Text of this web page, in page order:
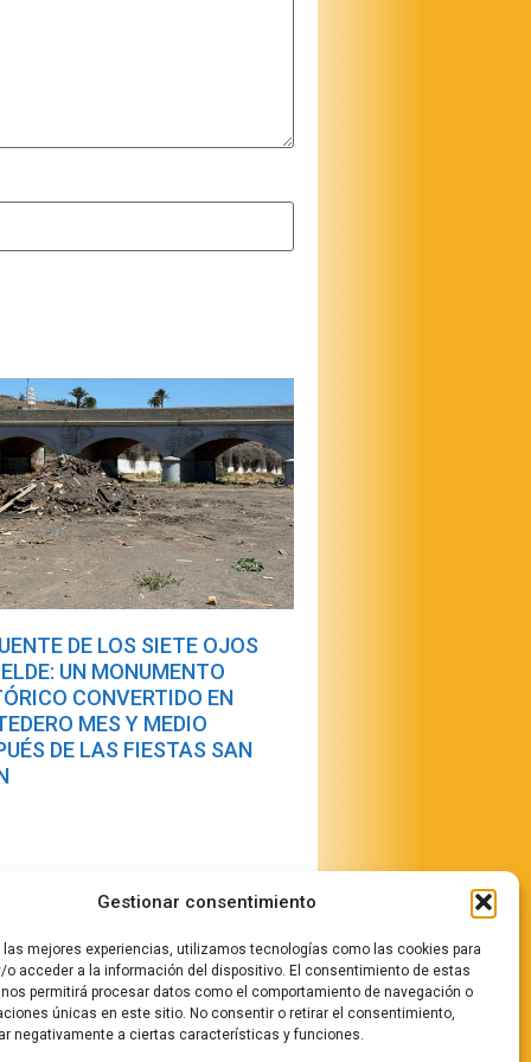
Gestionar consentimiento
las mejores experiencias, utilizamos tecnologías como las cookies para
o acceder a la información del dispositivo. El consentimiento de estas
permitirá procesar datos como el comportamiento de navegación o
únicas en este sitio. No consentir o retirar el consentimiento,
negativamente a ciertas características y funciones.
DE LOS SIETE OJOS
UN MONUMENTO
CONVERTIDO EN
MES Y MEDIO
DE LAS FIESTAS SAN